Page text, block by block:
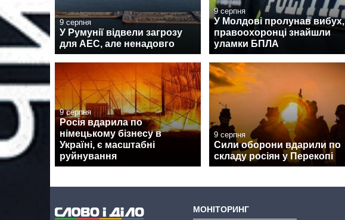
9 серпня
У Румунії відвели загрозу
для АЕС, але ненадовго
9 серпня
У Молдові пролунав вибух,
правоохоронці знайшли
уламки БПЛА
9 серпня
Росія вдарила по
німецькому бізнесу в
Україні, є масштабні
руйнування
9 серпня
Сили оборони вдарили по
складу росіян у Перекопі
МОНІТОРИНГ